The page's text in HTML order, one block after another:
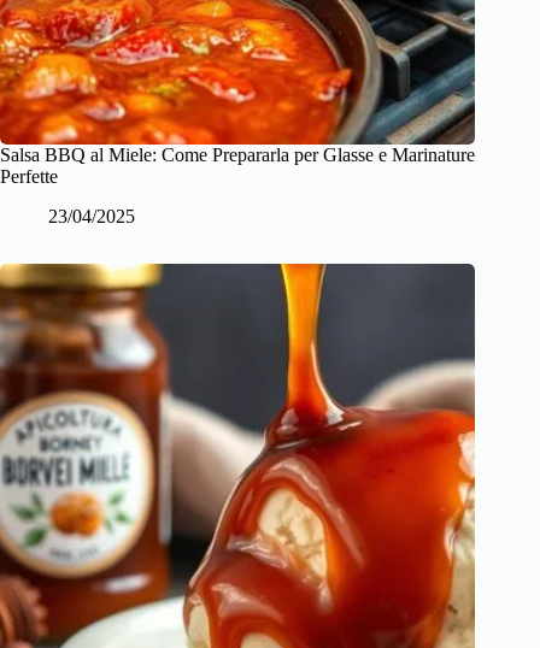
Salsa BBQ al Miele: Come Prepararla per Glasse e Marinature
Perfette
23/04/2025